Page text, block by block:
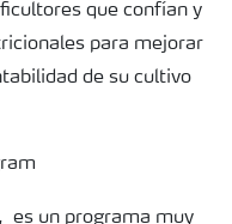
que confían y
para mejorar
de su cultivo
es un programa muy